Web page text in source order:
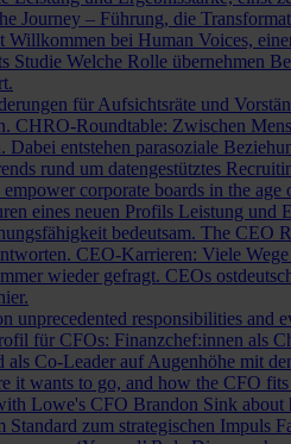
Journey – Führung, die
Willkommen bei Human Voices,
Studie Welche Rolle übernehmen
für Aufsichtsräte und
CHRO-Roundtable: Zwischen
entstehen parasoziale
rund um datengestütztes
corporate boards in the age
eines neuen Profils Leistung und
bedeutsam. The CEO
CEO-Karrieren: Viele
wieder gefragt. CEOs
unprecedented responsibilities
für CFOs: Finanzchef:innen als
als Co-Leader auf Augenhöhe mit
it wants to go, and how the CFO
Lowe's CFO Brandon Sink about
zum strategischen Impuls